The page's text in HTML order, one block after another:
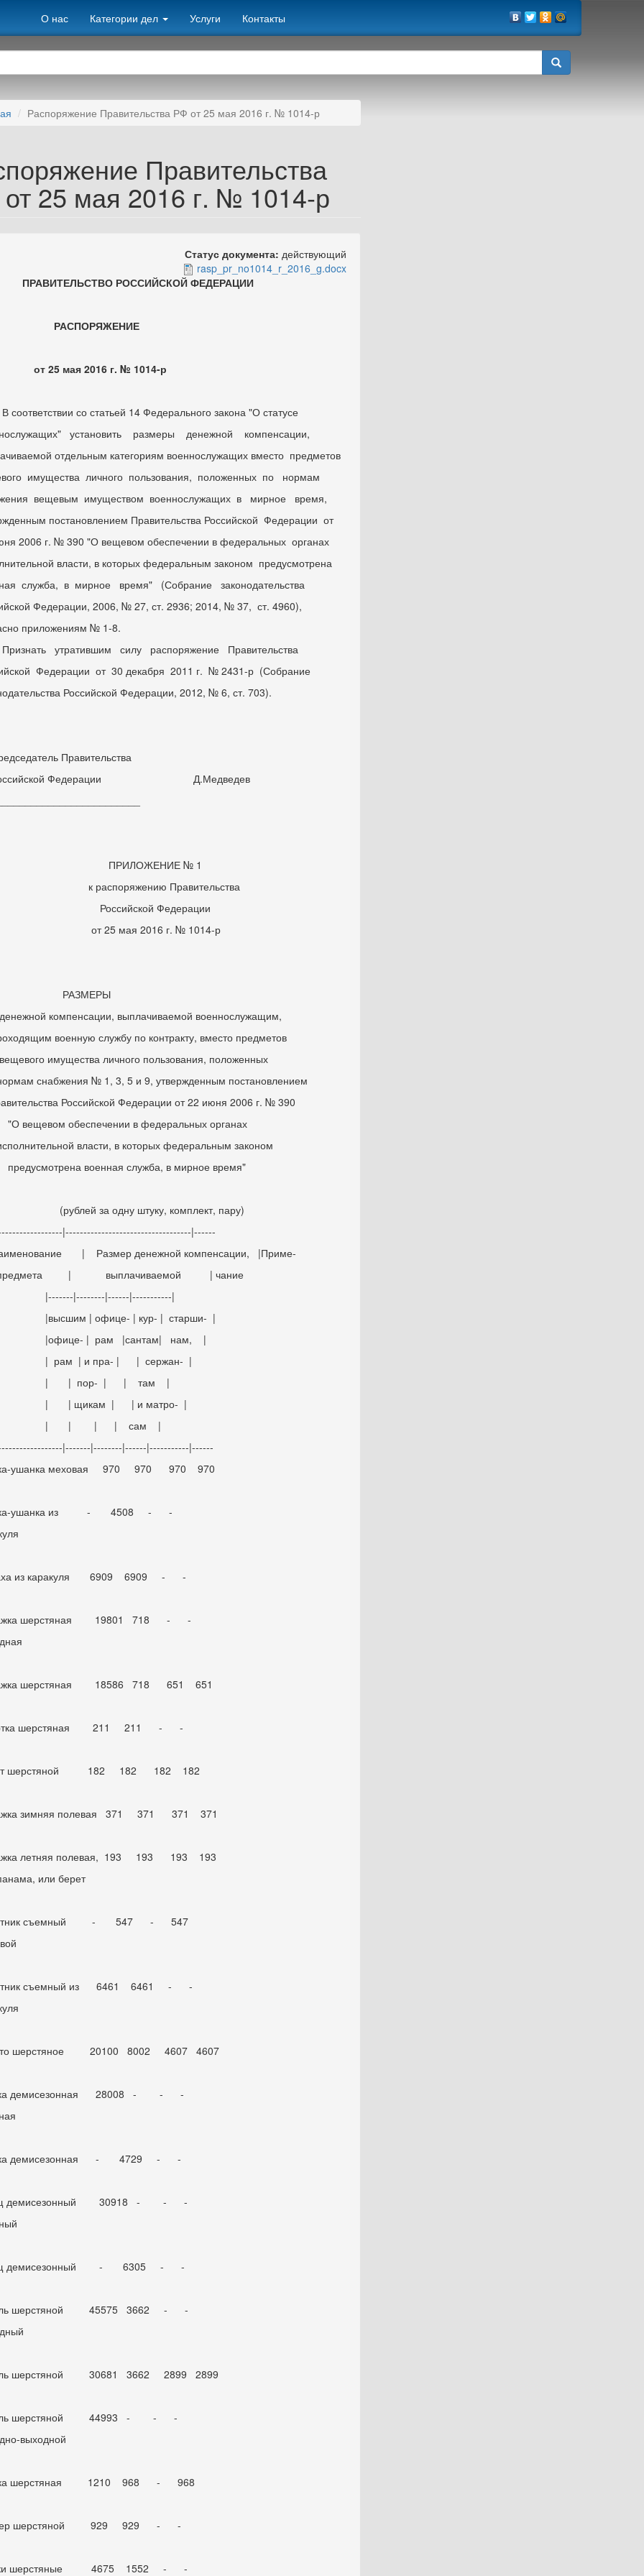
О нас Категории дел Услуги Контакты
Распоряжение Правительства РФ от 25 мая 2016 г. № 1014-р
Правительства
25 мая 2016 г. № 1014-р
Статус документа: действующий
rasp_pr_no1014_r_2016_g.docx
РОССИЙСКОЙ ФЕДЕРАЦИИ
25 мая 2016 г. № 1014-р
со статьей 14 Федерального закона "О статусе
установить размеры денежной компенсации,
отдельным категориям военнослужащих вместо предметов
имущества личного пользования, положенных по нормам
вещевым имуществом военнослужащих в мирное время,
постановлением Правительства Российской Федерации от
2006 г. № 390 "О вещевом обеспечении в федеральных органах
власти, в которых федеральным законом предусмотрена
служба, в мирное время" (Собрание законодательства
Федерации, 2006, № 27, ст. 2936; 2014, № 37, ст. 4960),
приложениям № 1-8.
утратившим силу распоряжение Правительства
Федерации от 30 декабря 2011 г. № 2431-р (Собрание
Российской Федерации, 2012, № 6, ст. 703).
Правительства
Федерации Д.Медведев
№ 1
Правительства
Федерации
25 мая 2016 г. № 1014-р
компенсации, выплачиваемой военнослужащим,
военную службу по контракту, вместо предметов
имущества личного пользования, положенных
снабжения № 1, 3, 5 и 9, утвержденным постановлением
Российской Федерации от 22 июня 2006 г. № 390
обеспечении в федеральных органах
власти, в которых федеральным законом
военная служба, в мирное время"
за одну штуку, комплект, пару)
|-----------------------------------|------
| Размер денежной компенсации, |Приме-
| выплачиваемой | чание
|--------|------|-----------|
| офице- | кур- | старши- |
| рам |сантам| нам, |
| и пра- | | сержан- |
пор- | | там |
щикам | | и матро- |
| | | сам |
|-------|--------|------|-----------|------
ушанка меховая 970 970 970 970
ушанка из - 4508 - -
из каракуля 6909 6909 - -
шерстяная 19801 718 - -
шерстяная 18586 718 651 651
шерстяная 211 211 - -
шерстяной 182 182 182 182
зимняя полевая 371 371 371 371
летняя полевая, 193 193 193 193
или берет
съемный - 547 - 547
съемный из 6461 6461 - -
шерстяное 20100 8002 4607 4607
демисезонная 28008 - - -
демисезонная - 4729 - -
демисезонный 30918 - - -
демисезонный - 6305 - -
шерстяной 45575 3662 - -
шерстяной 30681 3662 2899 2899
шерстяной 44993 - - -
выходной
шерстяная 1210 968 - 968
шерстяной 929 929 - -
шерстяные 4675 1552 - -